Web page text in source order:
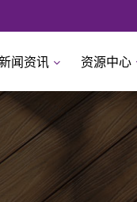
闻资讯 资源中心